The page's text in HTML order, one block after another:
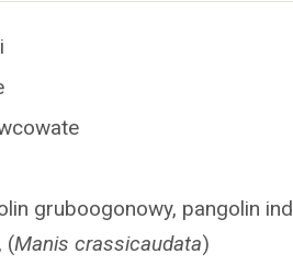
gruboogonowy, pangolin
(Manis crassicaudata)